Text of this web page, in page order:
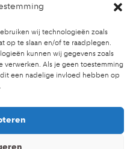
wij technologieën zoals
op te slaan en/of te raadplegen.
kunnen wij gegevens zoals
verwerken. Als je geen toestemming
een nadelige invloed hebben op
school